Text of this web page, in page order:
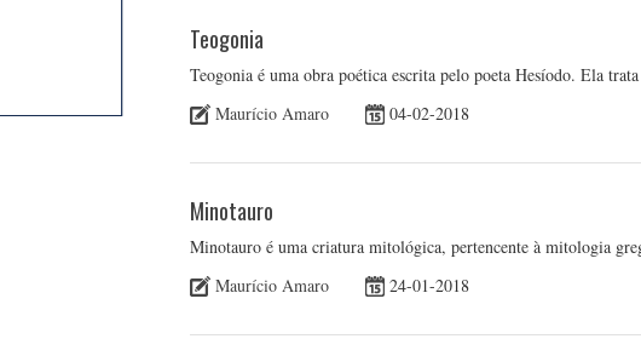
Teogonia
Teogonia é uma obra poética escrita pelo poeta Hesíodo. Ela
Maurício Amaro
04-02-2018
Minotauro
Minotauro é uma criatura mitológica, pertencente à mitologia
Maurício Amaro
24-01-2018